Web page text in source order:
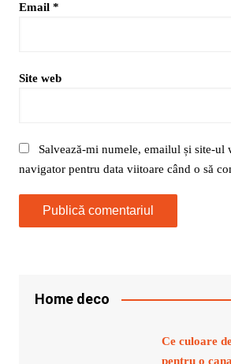
Email *
Site web
Salvează-mi numele, emailul și site-ul
navigator pentru data viitoare când o să
Home deco
Ce culoare
pentru o